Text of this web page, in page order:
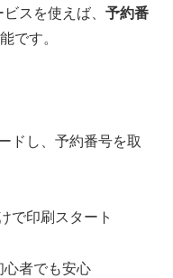
スを使えば、 予約番
です。
ドし、予約番号を取
で印刷スタート
者でも安心